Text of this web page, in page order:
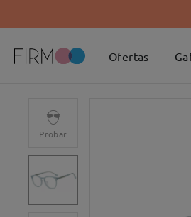
Ofertas
Probar